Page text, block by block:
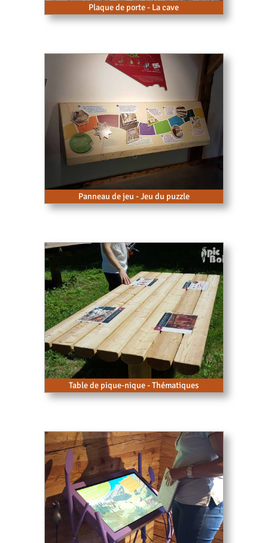
Plaque de porte - La cave
Panneau de jeu - Jeu du puzzle
Table de pique-nique - Thématiques